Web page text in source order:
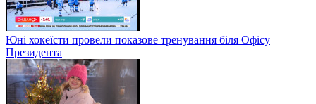
Юні хокеїсти провели показове тренування біля Офісу
Президента